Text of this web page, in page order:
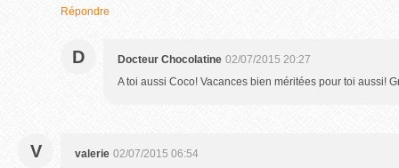
Répondre
D Docteur Chocolatine 02/07/2015 20:27
A toi aussi Coco! Vacances bien méritées pour toi aussi!
V valerie 02/07/2015 06:54